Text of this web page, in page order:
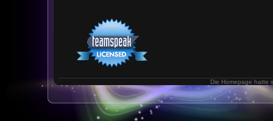
Die Homepage hatte